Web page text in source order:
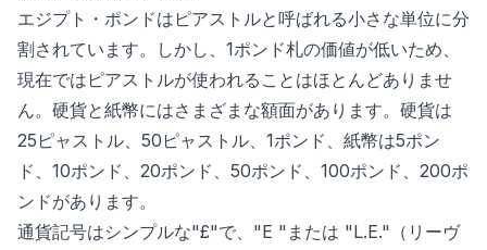
エジプト・ポンドはピアストルと呼ばれる小さな単位に分
割されています。しかし、1ポンド札の価値が低いため、
現在ではピアストルが使われることはほとんどありませ
ん。硬貨と紙幣にはさまざまな額面があります。硬貨は
25ピャストル、50ピャストル、1ポンド、紙幣は5ポン
ド、10ポンド、20ポンド、50ポンド、100ポンド、200ポ
ンドがあります。
通貨記号はシンプルな"£"で、"E "または "L.E."（リーヴ